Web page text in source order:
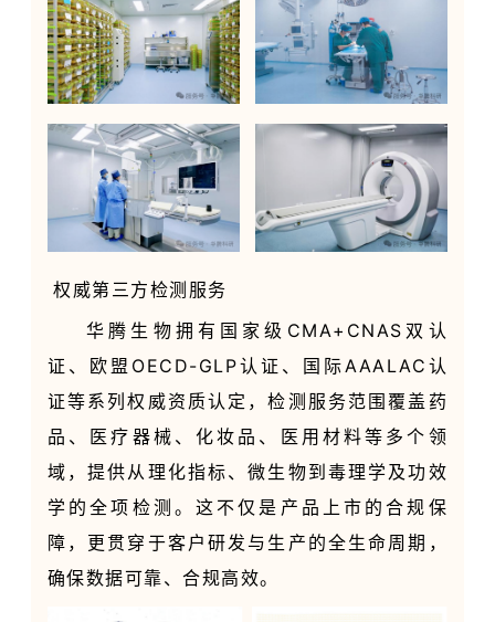
权威第三方检测服务
华腾生物拥有国家级CMA+CNAS双认
证、欧盟OECD-GLP认证、国际AAALAC认
证等系列权威资质认定，检测服务范围覆盖药
品、医疗器械、化妆品、医用材料等多个领
域，提供从理化指标、微生物到毒理学及功效
学的全项检测。这不仅是产品上市的合规保
障，更贯穿于客户研发与生产的全生命周期，
确保数据可靠、合规高效。